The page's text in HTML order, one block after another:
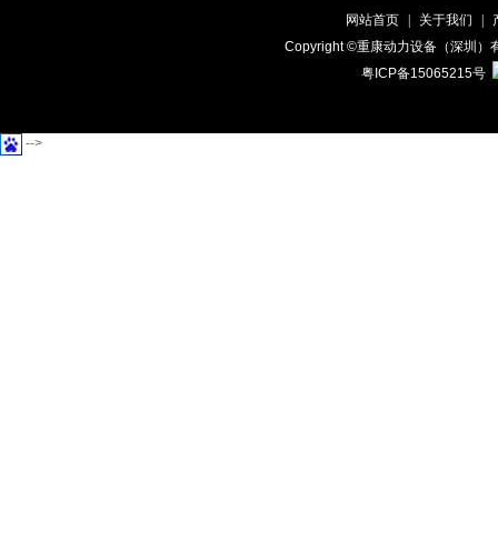
网站首页 关于我们
Copyright ©重康动力设备（深圳
粤ICP备15065215号
-->